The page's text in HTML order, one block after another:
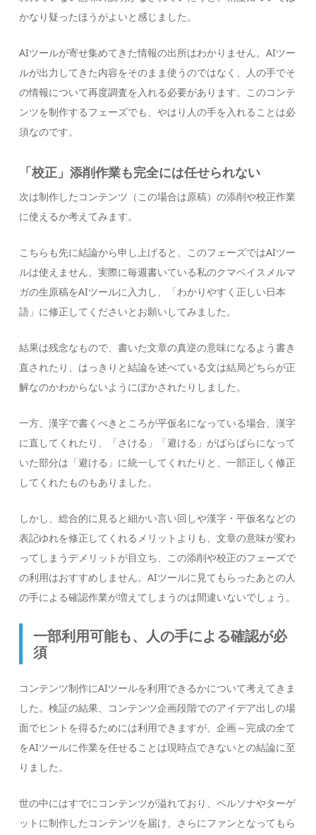
かなり疑ったほうがよいと感じました。
AIツールが寄せ集めてきた情報の出所はわかりません。AIツー
ルが出力してきた内容をそのまま使うのではなく、人の手でそ
の情報について再度調査を入れる必要があります。このコンテ
ンツを制作するフェーズでも、やはり人の手を入れることは必
須なのです。
「校正」添削作業も完全には任せられない
次は制作したコンテンツ（この場合は原稿）の添削や校正作業
に使えるか考えてみます。
こちらも先に結論から申し上げると、このフェーズではAIツー
ルは使えません。実際に毎週書いている私のクマベイスメルマ
ガの生原稿をAIツールに入力し、「わかりやすく正しい日本
語」に修正してくださいとお願いしてみました。
結果は残念なもので、書いた文章の真逆の意味になるよう書き
直されたり、はっきりと結論を述べている文は結局どちらが正
解なのかわからないようにぼかされたりしました。
一方、漢字で書くべきところが平仮名になっている場合、漢字
に直してくれたり、「さける」「避ける」がばらばらになって
いた部分は「避ける」に統一してくれたりと、一部正しく修正
してくれたものもありました。
しかし、総合的に見ると細かい言い回しや漢字・平仮名などの
表記ゆれを修正してくれるメリットよりも、文章の意味が変わ
ってしまうデメリットが目立ち、この添削や校正のフェーズで
の利用はおすすめしません。AIツールに見てもらったあとの人
の手による確認作業が増えてしまうのは間違いないでしょう。
一部利用可能も、人の手による確認が必
須
コンテンツ制作にAIツールを利用できるかについて考えてきま
した。検証の結果、コンテンツ企画段階でのアイデア出しの場
面でヒントを得るためには利用できますが、企画～完成の全て
をAIツールに作業を任せることは現時点できないとの結論に至
りました。
世の中にはすでにコンテンツが溢れており、ペルソナやターゲ
ットに制作したコンテンツを届け、さらにファンとなってもら